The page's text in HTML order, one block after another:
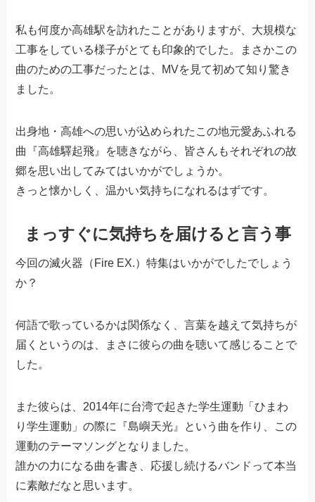
私も何度か高雄駅を訪れたことがありますが、大規模な
工事をしている様子がとても印象的でした。まさかこの
曲のための工事だったとは、MVを見て初めて知り驚き
ました。
出身地・高雄への思いが込められたこの地元愛あふれる
曲『高雄驛起飛』を聴きながら、皆さんもそれぞれの故
郷を思い出してみてはいかがでしょうか。
きっと懐かしく、温かい気持ちになれるはずです。
まっすぐに気持ちを届けると言う事
今回の滅火器（Fire EX.）特集はいかがでしたでしょう
か？
何語で歌っているかは関係なく、言葉を越えて気持ちが
届くというのは、まさに彼らの曲を聴いて感じることで
した。
また彼らは、2014年に台湾で起きた学生運動「ひまわ
り学生運動」の際に『島嶼天光』という曲を作り、この
運動のテーマソングとなりました。
誰かの力になる曲を書き、応援し続けるバンドって本当
に素敵だなと思います。